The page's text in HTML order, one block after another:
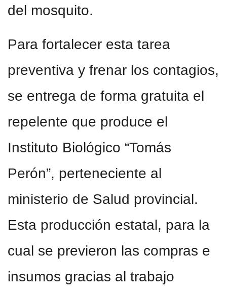
del mosquito.
Para fortalecer esta tarea
preventiva y frenar los contagios,
se entrega de forma gratuita el
repelente que produce el
Instituto Biológico “Tomás
Perón”, perteneciente al
ministerio de Salud provincial.
Esta producción estatal, para la
cual se previeron las compras e
insumos gracias al trabajo